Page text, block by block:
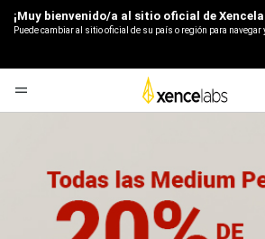
¡Muy bienvenido/a al sitio oficial de
Puede cambiar al sitio oficial de su país o región para navegar